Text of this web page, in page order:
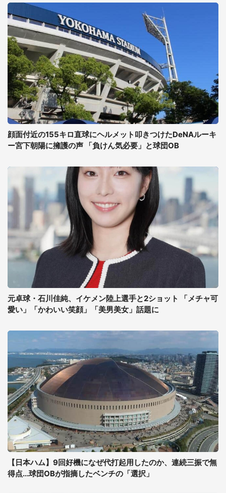
顔面付近の155キロ直球にヘルメット叩きつけたDeNAルーキ
ー宮下朝陽に擁護の声 「負けん気必要」と球団OB
元卓球・石川佳純、イケメン陸上選手と2ショット 「メチャ可
愛い」「かわいい笑顔」「美男美女」話題に
【日本ハム】9回好機になぜ代打起用したのか、連続三振で無
得点...球団OBが指摘したベンチの「選択」